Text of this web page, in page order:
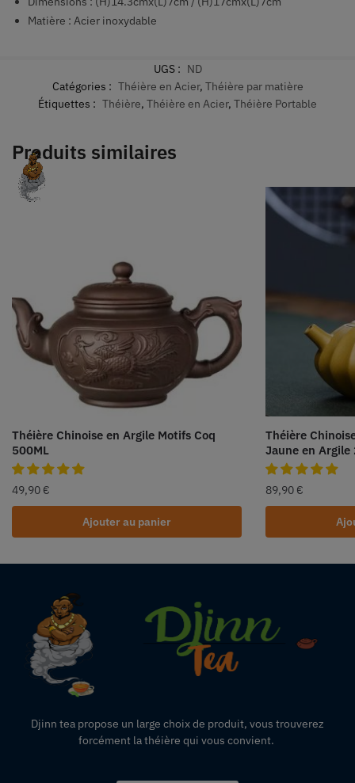
Matière : Acier inoxydable
UGS : ND
Catégories : Théière en Acier, Théière par matière
Étiquettes : Théière, Théière en Acier, Théière Portable
Produits similaires
Théière Chinoise en Argile Motifs Coq
500ML
49,90 €
Ajouter au panier
Théière
Jaune en Argile
89,90 €
Djinn tea propose un large choix de produit, vous trouverez
forcément la théière qui vous convient.